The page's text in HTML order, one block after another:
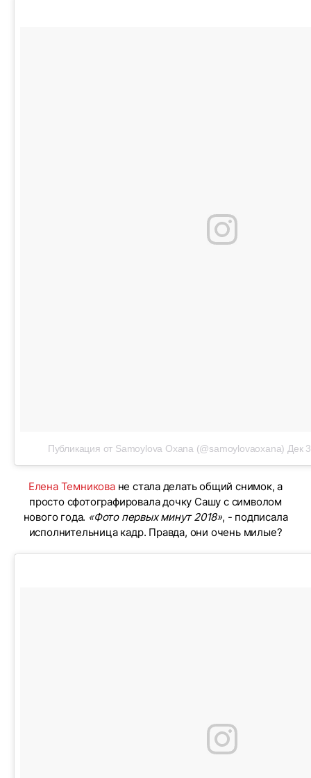
Публикация от Samoylova Oxana (@samoylovaoxana) Дек
Елена Темниковане стала делать общий снимок, а
просто сфотографировала дочку Сашу с символом
нового года. «Фото первых минут 2018», - подписала
исполнительница кадр. Правда, они очень милые?